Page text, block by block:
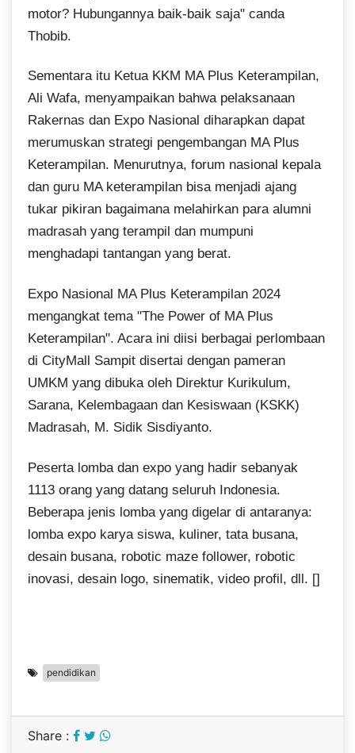
motor? Hubungannya baik-baik saja" canda
Thobib.
Sementara itu Ketua KKM MA Plus Keterampilan,
Ali Wafa, menyampaikan bahwa pelaksanaan
Rakernas dan Expo Nasional diharapkan dapat
merumuskan strategi pengembangan MA Plus
Keterampilan. Menurutnya, forum nasional kepala
dan guru MA keterampilan bisa menjadi ajang
tukar pikiran bagaimana melahirkan para alumni
madrasah yang terampil dan mumpuni
menghadapi tantangan yang berat.
Expo Nasional MA Plus Keterampilan 2024
mengangkat tema "The Power of MA Plus
Keterampilan". Acara ini diisi berbagai perlombaan
di CityMall Sampit disertai dengan pameran
UMKM yang dibuka oleh Direktur Kurikulum,
Sarana, Kelembagaan dan Kesiswaan (KSKK)
Madrasah, M. Sidik Sisdiyanto.
Peserta lomba dan expo yang hadir sebanyak
1113 orang yang datang seluruh Indonesia.
Beberapa jenis lomba yang digelar di antaranya:
lomba expo karya siswa, kuliner, tata busana,
desain busana, robotic maze follower, robotic
inovasi, desain logo, sinematik, video profil, dll. []
pendidikan
Share :